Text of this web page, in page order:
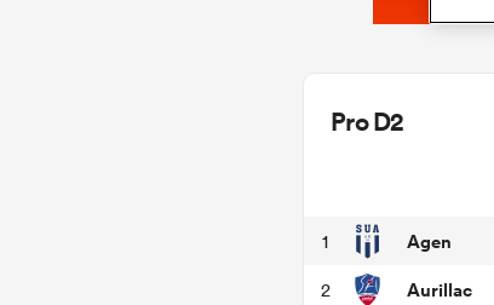
Pro D2
1 Agen
2 Aurillac